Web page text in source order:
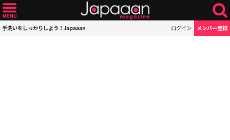
手洗いをしっかりしよう！Japaaan ログイン メンバー登録